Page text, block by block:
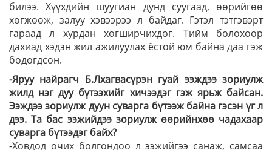
билээ. Хүүхдийн шуугиан дунд суугаад, өөрийгөө
хөгжөөж, залуу хэвээрээ л байдаг. Гэтэл тэтгэвэрт
гараад л хурдан хөгширчихдөг. Тийм болохоор
дахиад хэдэн жил ажилуулах ёстой юм байна даа гэж
бодогдсон.
-Яруу найрагч Б.Лхагвасүрэн гуай ээждээ зориулж
жилд нэг дуу бүтээхийг хичээдэг гэж ярьж байсан.
Ээждээ зориулж дуун суварга бүтээж байна гэсэн үг л
дээ. Та бас ээжийдээ зориулж өөрийнхөө чадахаар
суварга бүтээдэг байх?
-Ховдод очих болгондоо л ээжийгээ санаж, самсаа